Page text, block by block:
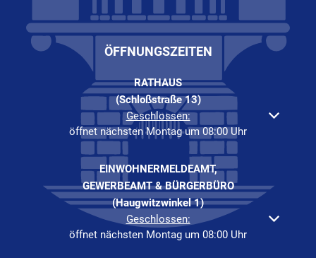
ÖFFNUNGSZEITEN
RATHAUS
(Schloßstraße 13)
Klicken, um weitere Öffnungs- oder Schließzeiten
Geschlossen:
öffnet nächsten Montag um 08:00 Uhr
EINWOHNERMELDEAMT,
GEWERBEAMT & BÜRGERBÜRO
(Haugwitzwinkel 1)
Klicken, um weitere Öffnungs- oder Schließzeiten
Geschlossen:
öffnet nächsten Montag um 08:00 Uhr